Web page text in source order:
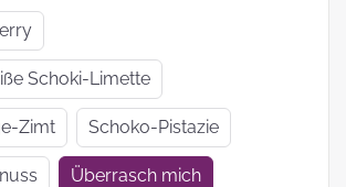
Schoki-Limette
Zimt Schoko-Pistazie
Überrasch mich